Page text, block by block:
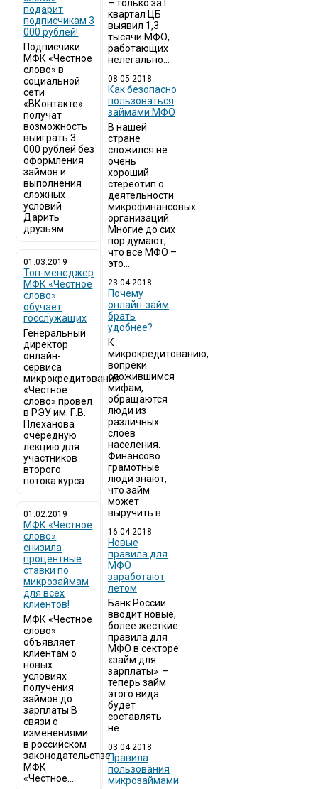
подарит
подписчикам 3
000 рублей!
Подписчики
МФК «Честное
слово» в
социальной
сети
«ВКонтакте»
получат
возможность
выиграть 3
000 рублей без
оформления
займов и
выполнения
сложных
условий
Дарить
друзьям...
01.03.2019
Топ-менеджер
МФК «Честное
слово»
обучает
госслужащих
Генеральный
директор
онлайн-
сервиса
микрокредитования
«Честное
слово» провел
в РЭУ им. Г.В.
Плеханова
очередную
лекцию для
участников
второго
потока курса...
01.02.2019
МФК «Честное
слово»
снизила
процентные
ставки по
микрозаймам
для всех
клиентов!
МФК «Честное
слово»
объявляет
клиентам о
новых
условиях
получения
займов до
зарплаты В
связи с
изменениями
в российском
законодательстве
МФК
«Честное...
– только за I
квартал ЦБ
выявил 1,3
тысячи МФО,
работающих
нелегально...
08.05.2018
Как безопасно
пользоваться
займами МФО
В нашей
стране
сложился не
очень
хороший
стереотип о
деятельности
микрофинансовых
организаций.
Многие до сих
пор думают,
что все МФО –
это...
23.04.2018
Почему
онлайн-займ
брать
удобнее?
К
микрокредитованию,
вопреки
сложившимся
мифам,
обращаются
люди из
различных
слоев
населения.
Финансово
грамотные
люди знают,
что займ
может
выручить в...
16.04.2018
Новые
правила для
МФО
заработают
летом
Банк России
вводит новые,
более жесткие
правила для
МФО в секторе
«займ для
зарплаты» –
теперь займ
этого вида
будет
составлять
не...
03.04.2018
​Правила
пользования
микрозаймами